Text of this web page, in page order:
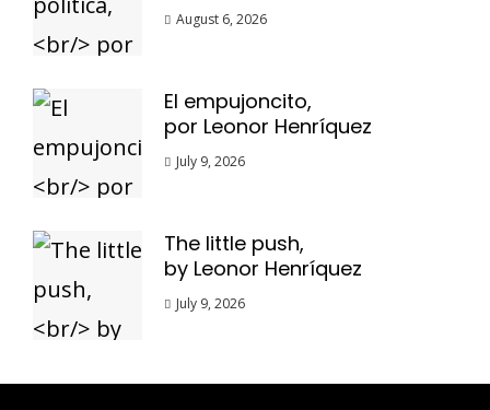
August 6, 2026
El empujoncito,
por Leonor Henríquez
July 9, 2026
The little push,
by Leonor Henríquez
July 9, 2026